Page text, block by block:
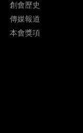
創會歷史
傳媒報道
本會獎項